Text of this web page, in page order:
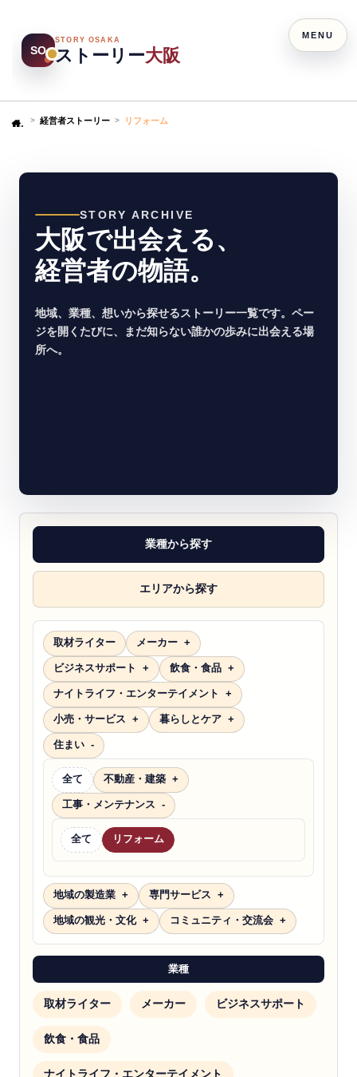
SO
STORY OSAKA
ストーリー大阪
Home 経営者ストーリー リフォーム
STORY ARCHIVE
大阪で出会える、
経営者の物語。
地域、業種、想いから探せるストーリー一覧です。ペー
ジを開くたびに、まだ知らない誰かの歩みに出会える場
所へ。
業種から探す
エリアから探す
取材ライター メーカー
ビジネスサポート 飲食・食品
ナイトライフ・エンターテイメント
小売・サービス 暮らしとケア
住まい
全て 不動産・建築
工事・メンテナンス
全て リフォーム
地域の製造業 専門サービス
地域の観光・文化 コミュニティ・交流会
業種
取材ライター メーカー ビジネスサポート
飲食・食品
ナイトライフ・エンターテイメント
MENU